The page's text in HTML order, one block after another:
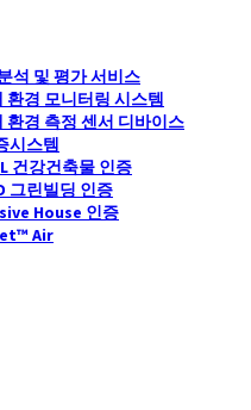
석 및 평가 서비스
환경 모니터링 시스템
환경 측정 센서 디바이스
시스템
건강건축물 인증
그린빌딩 인증
House 인증
Air